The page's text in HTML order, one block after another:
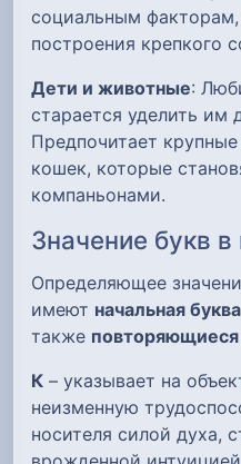
социальным
построения крепкого
Дети и животные:
старается уделить им
Предпочитает
кошек, которые
компаньонами.
Значение букв
Определяющее
имеют начальная
также
К – указывает на
неизменную
носителя силой духа,